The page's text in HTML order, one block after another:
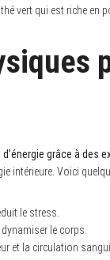
vert qui est riche en
grâce à des
intérieure. Voici
le stress.
le corps.
et la circulation